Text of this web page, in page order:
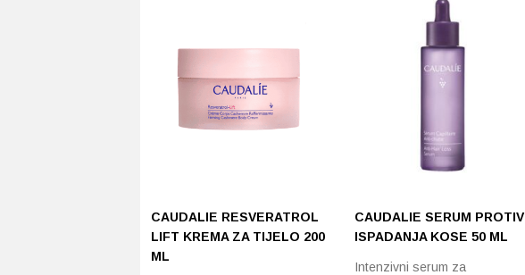
CAUDALIE RESVERATROL
LIFT KREMA ZA TIJELO 200
ML
CAUDALIE SERUM PROTIV
ISPADANJA KOSE 50 ML
Intenzivni serum za